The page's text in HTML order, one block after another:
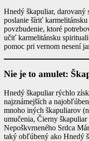
Hnedý škapuliar,
poslanie šíriť
povzbudenie, ktoré
učiť karmelitánsku
pomoc pri vernom nesení
Nie je to amulet:
Hnedý škapuliar rýchlo
najznámejších a
mnoho iných škapuliarov
umučenia, Čierny
Nepoškvrneného Srdca
taký obľúbený ako Hnedý